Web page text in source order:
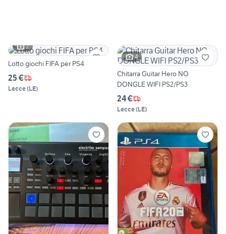
2
Lotto giochi FIFA per PS4
25 €
Lecce(LE)
4
Chitarra Guitar Hero NO
DONGLE WIFI PS2/PS3
24 €
Lecce(LE)